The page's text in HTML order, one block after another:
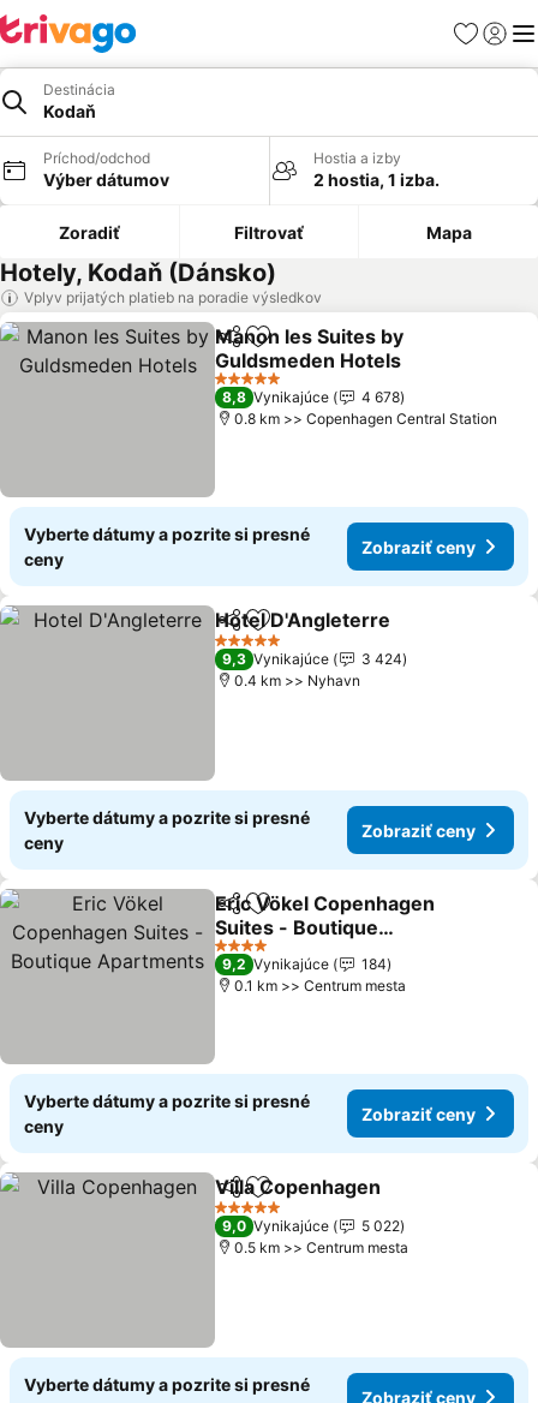
Obľúbené
Destinácia
Kodaň
Príchod/odchod
Výber dátumov
Hostia a izby
2 hostia, 1 izba.
Zoradiť Filtrovať Mapa
Hotely, Kodaň (Dánsko)
Vplyv prijatých platieb na poradie výsledkov
ZdieľaťPridať do obľúbených
Manon les Suites by
Guldsmeden Hotels
Zobraziť ceny
5 Počet hviezdičiek
8,8 Vynikajúce
4 678
0.8 km >> Copenhagen Central Station
Vyberte dátumy a pozrite si presné
ceny
Zobraziť ceny
ZdieľaťPridať do obľúbených
Hotel D'Angleterre
5 Počet hviezdičiek
9,3 Vynikajúce
3 424
0.4 km >> Nyhavn
Vyberte dátumy a pozrite si presné
ceny
Zobraziť ceny
ZdieľaťPridať do obľúbených
Eric Vökel Copenhagen
Suites - Boutique
Apartments
Zobraziť ceny
4 Počet hviezdičiek
9,2 Vynikajúce
184
0.1 km >> Centrum mesta
Vyberte dátumy a pozrite si presné
ceny
Zobraziť ceny
ZdieľaťPridať do obľúbených
Villa Copenhagen
5 Počet hviezdičiek
9,0 Vynikajúce
5 022
0.5 km >> Centrum mesta
Vyberte dátumy a pozrite si presné
Zobraziť ceny